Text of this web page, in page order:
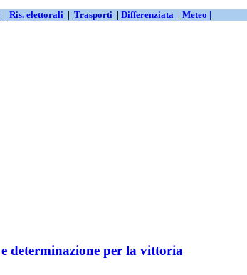
| Ris. elettorali | Trasporti | Differenziata | Meteo |
determinazione per la vittoria